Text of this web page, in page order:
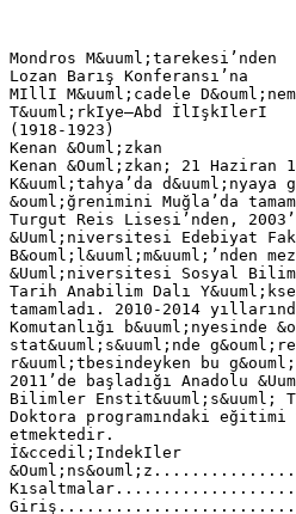
Mondros M&uuml;tarekesi’nden Lozan Barış Konferansı’na MIllI M&uuml;cadele D&ouml;nemI T&uuml;rkIye–Abd İlIşkIlerI (1918-1923) Kenan &Ouml;zkan Kenan &Ouml;zkan; 21 Haziran 1981 tarihinde K&uuml;tahya’da d&uuml;nyaya geldi. İlk ve orta &ouml;ğrenimini Muğla’da tamamladı. 1998’de Muğla Turgut Reis Lisesi’nden, 2003’te Anadolu &Uuml;niversitesi Edebiyat Fak&uuml;ltesi Tarih B&ouml;l&uuml;m&uuml;’nden mezun oldu. 2006’da Anadolu &Uuml;niversitesi Sosyal Bilimler Enstit&uuml;s&uuml; Tarih Anabilim Dalı Y&uuml;ksek Lisans programını tamamladı. 2010-2014 yıllarında Kara Kuvvetleri Komutanlığı b&uuml;nyesinde &ouml;ğretmen subay stat&uuml;s&uuml;nde g&ouml;rev yaptı ve &Uuml;steğmen r&uuml;tbesindeyken bu g&ouml;revden ayrıldı. 2011’de başladığı Anadolu &Uuml;niversitesi Sosyal Bilimler Enstit&uuml;s&uuml; Tarih Anabilim Dalı Doktora programındaki eğitimi tez aşamasında devam etmektedir. İ&ccedil;IndekIler &Ouml;ns&ouml;z.............................................................................................................................................9 Kısaltmalar...................................................................................................................................11 Giriş..............................................................................................................................................13 BIrIncI B&ouml;l&uuml;m T&uuml;rkIye-Abd SIyasI İlIşkIlerI I. 1918-1919 Arası T&uuml;rkiye-ABD Siyasi İlişkileri.........................................................................23 A) Osmanlı Devleti ve ABD Siyasi İlişkileri................................................................................23 1) Osmanlı Devleti’nin Barış İsteği ve Kopan İlişkileri Yeniden Kurma &Ccedil;abası..............23 2) Paris Barış Konferansı’nda ABD’nin T&uuml;rkiye Politikası..............................................32 a. Wilson Prensiplerinin Hazırlanışı ve T&uuml;rkiye’yi İlgilendiren Noktalar....................32 c. ABD’nin T&uuml;rkiye Politikası......................................................................................51 1. ABD’nin İstanbul ve Boğazlar İdaresi..........................................................................55 2. ABD’nin Anadolu Meselesindeki Tutumu...................................................................66 a) İzmir’in İşgali ve ABD’nin Rol&uuml;..............................................................................73 b) İzmir’in İşgaline Karşı Tepkiler...............................................................................87 c) Yunan Mezalimi Tahkik Komisyonunun Kurulması, &Ccedil;alışmaları ve Amiral Bristol Raporu.............................................................................................96 3. ABD’nin Ermenistan Meselesi’ndeki Tutumu...........................................................119 a) Paris Barış Konferansı’nda Ermenistan Meselesi....................................................122 b) General Harbord Raporu........................................................................................143 4. King-Crane Komisyonu............................................................................................158 a) Komisyonun Kurulması.........................................................................................158 b) Komisyonun İstanbul’a Birinci Gelişi....................................................................161 c) Komisyonun Anadolu’daki &Ccedil;alışmaları.................................................................162 d) Komisyonun İstanbul’a D&ouml;n&uuml;ş&uuml; ve Siyasi Parti ve Cemaat Temsilcileriyle G&ouml;r&uuml;şmeleri..........................................................................................................163 e) King-Crane Komisyonunun Hazırladığı Rapor......................................................174 B) Ulusalcılar ve ABD Siyasi İlişkileri......................................................................................190 1) Manda Y&ouml;netimini Kabul Ettirme &Ccedil;abaları..............................................................190 a. Basında ve Kamuoyunda Wilson Prensipleri ve Manda D&uuml;ş&uuml;ncesi.......................190 b. Wilson Prensipleri Cemiyeti’nin Kuruluşu ve Faaliyetleri.....................................209 2) Kongrelerdeki Faaliyetler ve Manda D&uuml;ş&uuml;ncesinin Sona Ermesi..............................219 a. Erzurum Kongresi ve Manda Tartışmaları.............................................................219 b. Sivas Kongresi ve Manda Tartışmaları...................................................................229 c. General Harbord Heyeti ile Temaslar.....................................................................239 II. 1920-1923 Arası D&ouml;nemde ABD’nin T&uuml;rkiye Siyaseti .........................................................247 A) I. Londra ve San Remo Konferansları Sırasında ve Sonrasında İstanbul ve Ankara H&uuml;k&uuml;meti ile İlişkiler ..............................................................................................247 B) Lozan Konferansı ve ABD’nin Politikası...............................................................................272 C) T&uuml;rkiye ile Amerika Birleşik Devletleri Arasında İmzalanan 6 Ağustos 1923 Tarihli Antlaşma........................................................................................287 İkIncI B&ouml;l&uuml;m İnsanI İlIşkIler I. Amerika Şarki Karib Muavenet Heyeti’nin Oluşumuna Etki Eden Fakt&ouml;rler.........................297 II. Amerikan Muavenet Heyetleri’nin &Ccedil;alışmaları.....................................................................301 A) Heyetlerin İstanbul ve Anadolu’daki Faaliyetleri...................................................................301 B) Milli H&uuml;k&uuml;metin Amerikan Muavenet Heyetlerine Bakışı.......................................................318 &Uuml;&ccedil;&uuml;nc&uuml; B&ouml;l&uuml;m T&uuml;rkiye – Abd Ekonomik İlişkileri I. Osmanlı Devleti ve ABD Ekonomik İlişkileri.........................................................................325 II. Ankara H&uuml;k&uuml;meti ile ABD Ekonomik İlişkileri.....................................................................334 A) Chester İmtiyazı................................................................................................................350 1) Lozan Konferansı Sırasında Chester İmtiyazı...........................................................355 2) Chester İmtiyazının TBMM Tarafından Kabul&uuml; .......................................................362 a. Tarım S&ouml;zleşmesi...................................................................................................371 b. Yeni Ankara’nın İnşası...........................................................................................375 3) Chester İmtiyazının Sonu.........................................................................................377 Sonu&ccedil;..........................................................................................................................................381 Kaynak&ccedil;a....................................................................................................................................386 &Ouml;ns&ouml;z 1914’te başlayıp 1918’e kadar d&uuml;nyanın d&ouml;rt bir yanında s&uuml;ren ve oluk oluk kanın akmasına sebep olan savaş, insanlığın yaşadığı en trajik savaş olmuştu. Cephelerde birbirlerine kurşun sıkan askerler yanında k&ouml;y&uuml;nde tarlasını s&uuml;ren, evinde &ccedil;ocuğunu doyurmaya &ccedil;alışan herkes bu savaştan etkilenmişti. İnsanoğlunun &uuml;retebildiği t&uuml;m yanıcı, yıkıcı ve &ouml;ld&uuml;r&uuml;c&uuml; silahlar bu savaşta kullanılmıştır. Neticede Osmanlı İmparatorluğu’nun da i&ccedil;inde bulunduğu &Uuml;&ccedil;l&uuml; İttifak Grubu savaştan yenik olarak ayrılmıştır. Birinci D&uuml;nya Savaşı olarak tarihe ge&ccedil;en bu savaş d&uuml;nyanın siyasi haritasını da değiştirmiştir. İmparatorluklar yıkılmış yeni yeni milli devletler doğmuş, &uuml;lkeler işgal edilmiş, o g&uuml;ne değin yaşanmamış olan manda y&ouml;netimleri kurulmaya başlanmış ve var olan siyasal sistemlere alternatif olarak Sosyalist bir sistem doğmuştur. Bunların yanında işgal edilen Anadolu’da başlayan Milli M&uuml;cadele hareketi giderek s&ouml;m&uuml;rgelerdeki ulusların uyanmasına yol a&ccedil;an ulusal kurtuluş savaşlarının fitilini ateşlemiştir. Yenilmişlik psikolojisi ile hareket eden Osmanlı y&ouml;neticileri İtilaf Devletleri’nin isteklerine boyun eğerken asker ve sivil aydınların &ouml;nc&uuml;l&uuml;ğ&uuml;nde Anadolu ve Rumeli halkı &ouml;rg&uuml;tlenerek temel hak ve &ouml;zg&uuml;rl&uuml;klerini korumak &uuml;zere eyleme ge&ccedil;mişlerdir. Mustafa Kemal Paşa’nın Anadolu’ya ge&ccedil;mesinden sonra liderine kavuşan bu hareket &uuml;lkeyi işgalcilerden kurtardığı gibi y&uuml;zlerce yıldan beri s&uuml;rd&uuml;r&uuml;len sistemi de ortadan kaldırmış ve T&uuml;rk toplumunu &ccedil;ağın dışında bırakan kurumların, kuralların ve zihniyetin birer birer yıkılmasına giden yolu a&ccedil;mıştır. T&uuml;rk halkının bu soylu m&uuml;cadelesi &ccedil;eşitli y&ouml;nleriyle yerli ve yabancı araştırmalara inceleme konusu olmuş ve olmaktadır. T&uuml;rk-Amerikan ilişkileri yeterince incelenmemiştir. Yapılan &ccedil;alışmalarda da genellikle o d&ouml;nemin y&uuml;kselen değeri olan ve s&ouml;m&uuml;rgeciliğin kılık değiştirmiş bir şekli olan mandacılık etrafında yoğunlaşmıştır. Anadolu’daki işgal hareketlerine fiilen katılmayan Amerika Birleşik Devletleri, Osmanlı İmparatorluğu’nun kaderini belirleyecek t&uuml;m uluslararası g&ouml;r&uuml;şmelerde yer almaktan da geri durmamıştır. Mondros M&uuml;tarekesi sonrasında İstanbul’a yerleşen Amerikan heyeti zaman zaman Anadolu’ya adamlarını g&ouml;ndererek savaşın gidişatı, T&uuml;rk halkının durumu hakkında somut bilgiler edinmiştir. Nitekim T&uuml;rkiye B&uuml;y&uuml;k Millet Meclisi H&uuml;k&uuml;meti, Doğu Anadolu’nun k